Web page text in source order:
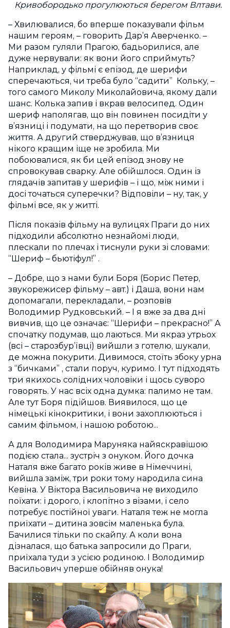
Кривобородько прогулюються берегом Влтави.
– Хвилювалися, бо вперше показували фільм
нашим героям, – говорить Дар’я Аверченко. –
Ми разом гуляли Прагою, бадьорилися, але
дуже нервували: як вони його сприймуть?
Наприклад, у фільмі є епізод, де шерифи
сперечаються, чи треба було “садити” Кольку, –
того самого Миколу Миколайовича, якому дали
шанс. Колька запив і вкрав велосипед. Один
шериф наполягав, що він повинен посидіти у
в’язниці і подумати, на що перетворив своє
життя. А другий стверджував, що в’язниця
нікого кращим іще не зробила. Ми
побоювалися, як би цей епізод знову не
спровокував сварку. Але обійшлося. Один із
глядачів запитав у шерифів – і що, між ними і
досі точаться суперечки? Відповіли – ну, так, у
фільмі все, як у житті.
Після показів фільму на вулицях Праги до них
підходили абсолютно незнайомі люди,
плескали по плечах і тиснули руки зі словами:
“Шериф – бьютіфул!” .
– Добре, що з нами були Боря (Борис Петер,
звукорежисер фільму – авт.) і Даша, вони нам
допомагали, перекладали, – розповів
Володимир Рудковський. – І я вже за два дні
вивчив, що це означає: “Шерифи – прекрасно!” А
спочатку подумав, що лаються. Ми якраз утрьох
(всі – старозбур’ївці) вийшли з готелю, шукали,
де можна покурити. Дивимося, стоїть збоку урна
з “бичками” , стали поруч, куримо. І тут підходять
три якихось солідних чоловіки і щось суворо
говорять. У нас всіх одна думка: палимо не там.
Але тут Боря підійшов. Виявилося, що це
німецькі кінокритики, і вони захоплюються і
самим фільмом, і нашою роботою...
А для Володимира Маруняка найяскравішою
подією стала... зустріч з онуком. Його дочка
Наталя вже багато років живе в Німеччині,
вийшла заміж, три роки тому народила сина
Кевіна. У Віктора Васильовича не виходило
поїхати: і дорого, і клопітно з візами, і село
потребує постійної уваги. Наталя теж не могла
приїхати – дитина зовсім маленька була.
Бачилися тільки по скайпу. А коли вона
дізналася, що батька запросили до Праги,
приїхала туди з усією родиною. І Володимир
Васильович уперше обійняв онука!